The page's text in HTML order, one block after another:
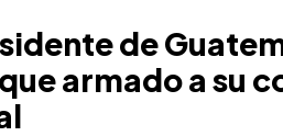
de
armado a su